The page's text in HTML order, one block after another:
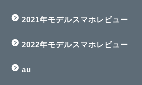
2021年モデルスマホレビュー
2022年モデルスマホレビュー
au